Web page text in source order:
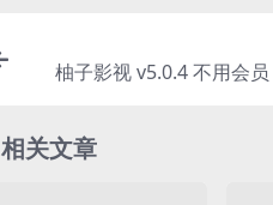
柚子影视 v5.0.4 不用会
相关文章